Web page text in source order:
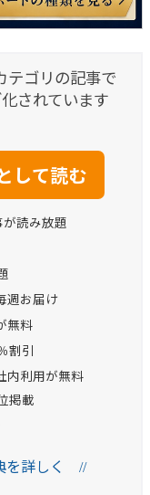
テゴリの記事で
されています
読み放題
週お届け
無料
割引
内利用が無料
掲載
を詳しく //